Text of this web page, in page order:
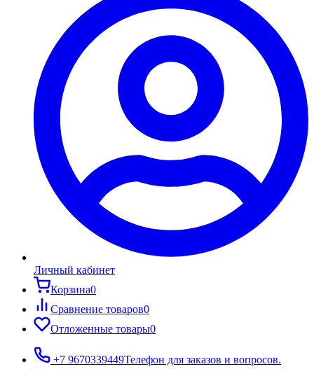
Личный кабинет
Корзина0
Сравнение товаров0
Отложенные товары0
+7 9670339449Телефон для заказов и вопросов.